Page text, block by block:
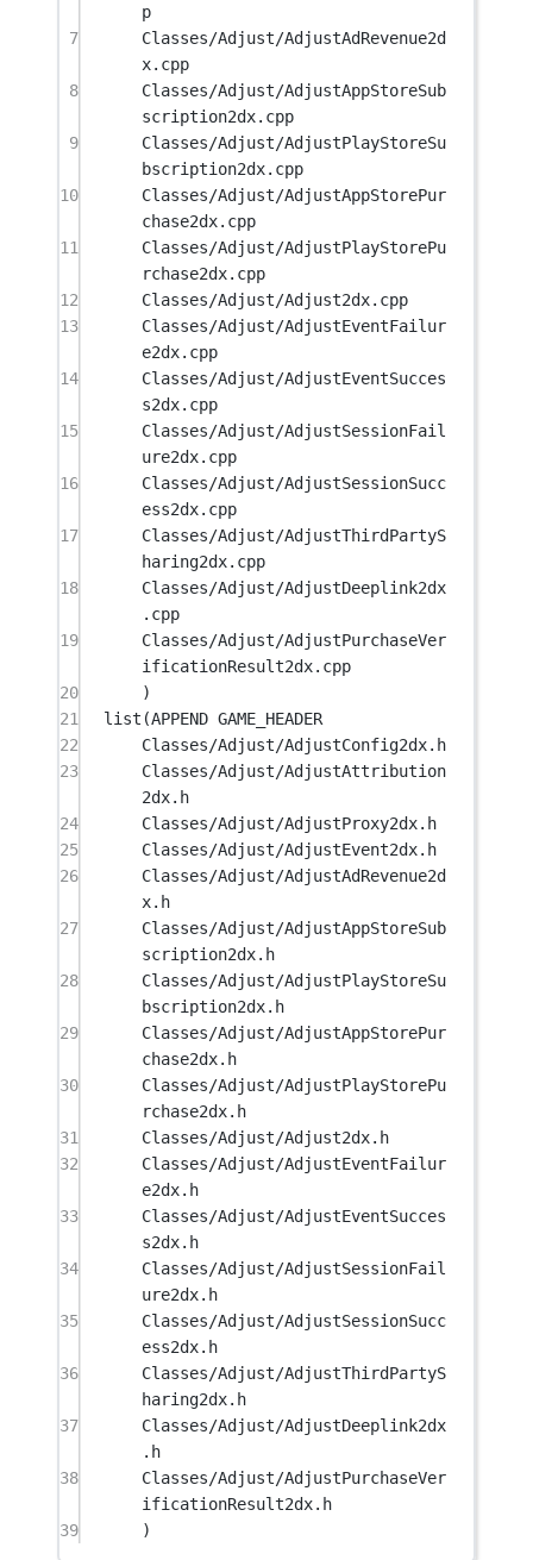
p
7
Classes/Adjust/AdjustAdRevenue2d
x.cpp
8
Classes/Adjust/AdjustAppStoreSub
scription2dx.cpp
9
Classes/Adjust/AdjustPlayStoreSu
bscription2dx.cpp
10
Classes/Adjust/AdjustAppStorePur
chase2dx.cpp
11
Classes/Adjust/AdjustPlayStorePu
rchase2dx.cpp
12
Classes/Adjust/Adjust2dx.cpp
13
Classes/Adjust/AdjustEventFailur
e2dx.cpp
14
Classes/Adjust/AdjustEventSucces
s2dx.cpp
15
Classes/Adjust/AdjustSessionFail
ure2dx.cpp
16
Classes/Adjust/AdjustSessionSucc
ess2dx.cpp
17
Classes/Adjust/AdjustThirdPartyS
haring2dx.cpp
18
Classes/Adjust/AdjustDeeplink2dx
.cpp
19
Classes/Adjust/AdjustPurchaseVer
ificationResult2dx.cpp
20
)
21
list (APPEND GAME_HEADER
22
Classes/Adjust/AdjustConfig2dx.h
23
Classes/Adjust/AdjustAttribution
2dx.h
24
Classes/Adjust/AdjustProxy2dx.h
25
Classes/Adjust/AdjustEvent2dx.h
26
Classes/Adjust/AdjustAdRevenue2d
x.h
27
Classes/Adjust/AdjustAppStoreSub
scription2dx.h
28
Classes/Adjust/AdjustPlayStoreSu
bscription2dx.h
29
Classes/Adjust/AdjustAppStorePur
chase2dx.h
30
Classes/Adjust/AdjustPlayStorePu
rchase2dx.h
31
Classes/Adjust/Adjust2dx.h
32
Classes/Adjust/AdjustEventFailur
e2dx.h
33
Classes/Adjust/AdjustEventSucces
s2dx.h
34
Classes/Adjust/AdjustSessionFail
ure2dx.h
35
Classes/Adjust/AdjustSessionSucc
ess2dx.h
36
Classes/Adjust/AdjustThirdPartyS
haring2dx.h
37
Classes/Adjust/AdjustDeeplink2dx
.h
38
Classes/Adjust/AdjustPurchaseVer
ificationResult2dx.h
39
)